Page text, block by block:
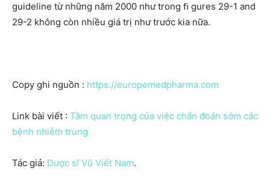
guideline từ những năm 2000 như trong ﬁ gures 29-1 and
29-2 không còn nhiều giá trị như trước kia nữa.
Copy ghi nguồn : https://europemedpharma.com
Link bài viết : Tầm quan trọng của việc chẩn đoán sớm các
bệnh nhiễm trùng
Tác giả: Dược sĩ Vũ Viết Nam.